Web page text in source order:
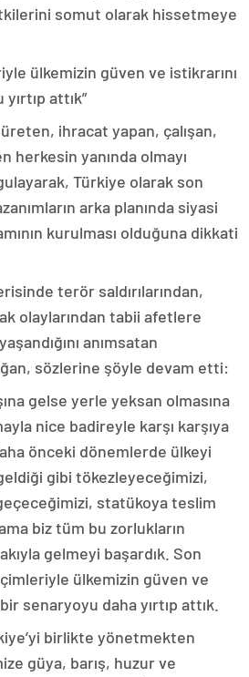
somut olarak hissetmeye
ülkemizin güven ve istikrarını
attık”
ihracat yapan, çalışan,
herkesin yanında olmayı
Türkiye olarak son
arka planında siyasi
kurulması olduğuna dikkati
terör saldırılarından,
olaylarından tabii afetlere
anımsatan
sözlerine şöyle devam etti:
gelse yerle yeksan olmasına
nice badireyle karşı karşıya
önceki dönemlerde ülkeyi
gibi tökezleyeceğimizi,
statükoya teslim
biz tüm bu zorlukların
gelmeyi başardık. Son
ülkemizin güven ve
senaryoyu daha yırtıp attık.
birlikte yönetmekten
güya, barış, huzur ve